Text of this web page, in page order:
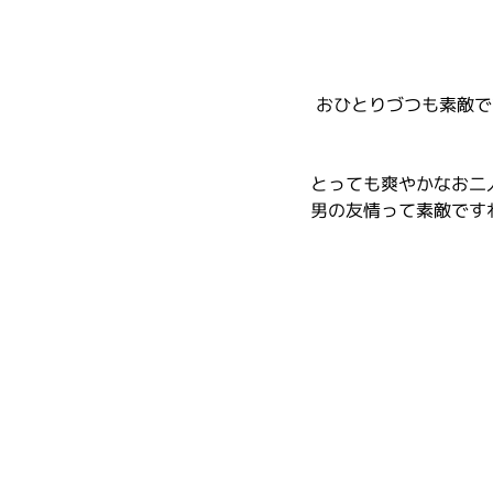
おひとりづつも素敵で
とっても爽やかなお二
男の友情って素敵です